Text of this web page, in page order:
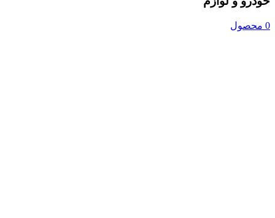
0 محصول